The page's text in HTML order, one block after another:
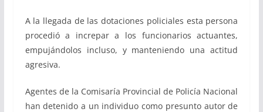
A la llegada de las dotaciones policiales esta persona
procedió a increpar a los funcionarios actuantes,
empujándolos incluso, y manteniendo una actitud
agresiva.
Agentes de la Comisaría Provincial de Policía Nacional
han detenido a un individuo como presunto autor de